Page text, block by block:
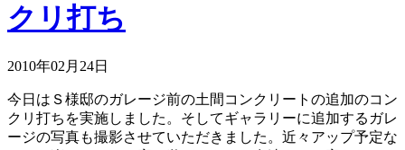
クリ打ち
2010年02月24日
今日はＳ様邸のガレージ前の土間コンクリートの追加のコン
クリ打ちを実施しました。そしてギャラリーに追加するガレ
ージの写真も撮影させていただきました。近々アップ予定な